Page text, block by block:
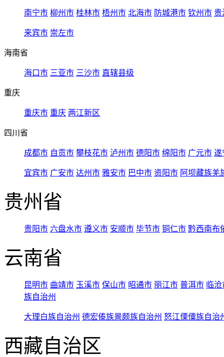
南宁市 柳州市 桂林市 梧州市 北海市 防城港市 钦州市 贵
来宾市 崇左市
海南省
海口市 三亚市 三沙市 直辖县级
重庆
重庆市 重庆 两江新区
四川省
成都市 自贡市 攀枝花市 泸州市 德阳市 绵阳市 广元市 遂
宜宾市 广安市 达州市 雅安市 巴中市 资阳市 阿坝藏族羌
贵州省
贵阳市 六盘水市 遵义市 安顺市 毕节市 铜仁市 黔西南布
云南省
昆明市 曲靖市 玉溪市 保山市 昭通市 丽江市 普洱市 临
族自治州
大理白族自治州 德宏傣族景颇族自治州 怒江傈僳族自治
西藏自治区